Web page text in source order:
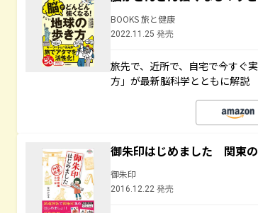
BOOKS 旅と健康
2022.11.25 発売
旅先で、近所で、自宅で今すぐ
方」が最新脳科学とともに解説
御朱印はじめました 関東
御朱印
2016.12.22 発売